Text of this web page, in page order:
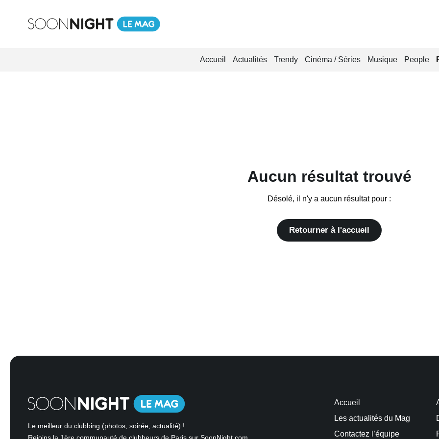
Accueil Actualités Trendy Cinéma / Séries Musique People
Aucun résultat trouvé
Désolé, il n'y a aucun résultat pour :
Retourner à l'accueil
Le meilleur du clubbing (photos, soirée, actualité) !
Accueil
Les actualités du Mag
Contactez l’équipe